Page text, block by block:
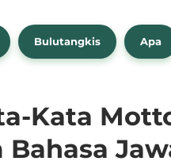
Bulutangkis Apa
Kata
Bahasa